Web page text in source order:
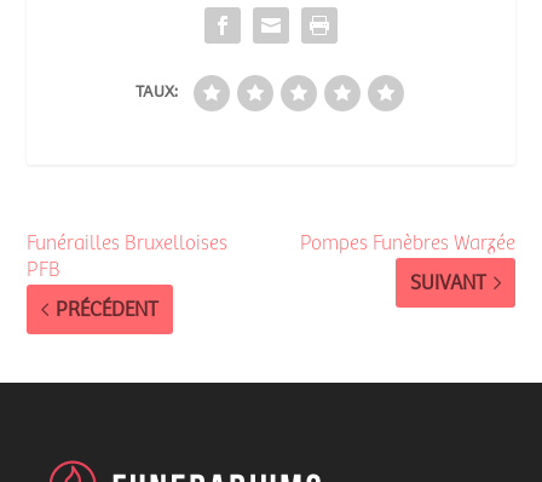
TAUX:
Funérailles Bruxelloises
PFB
PRÉCÉDENT
Pompes Funèbres Warzée
SUIVANT